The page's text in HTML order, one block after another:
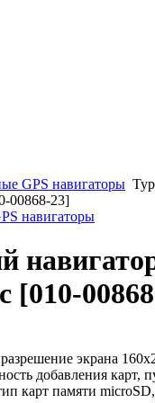
GPS навигаторы
00868-23]
навигаторы
[010-
экрана
добавления карт,
карт памяти